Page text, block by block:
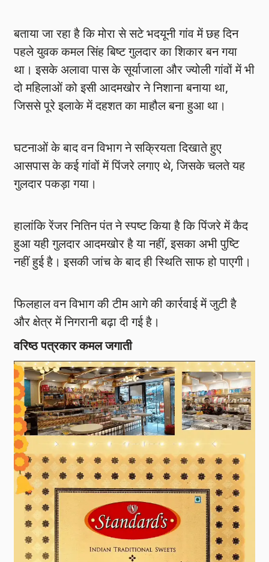
बताया जा रहा है कि मोरा से सटे भदयूनी गांव में छह दिन
पहले युवक कमल सिंह बिष्ट गुलदार का शिकार बन गया
था। इसके अलावा पास के सूर्याजाला और ज्योली गांवों में भी
दो महिलाओं को इसी आदमखोर ने निशाना बनाया था,
जिससे पूरे इलाके में दहशत का माहौल बना हुआ था।
घटनाओं के बाद वन विभाग ने सक्रियता दिखाते हुए
आसपास के कई गांवों में पिंजरे लगाए थे, जिसके चलते यह
गुलदार पकड़ा गया।
हालांकि रेंजर नितिन पंत ने स्पष्ट किया है कि पिंजरे में कैद
हुआ यही गुलदार आदमखोर है या नहीं, इसका अभी पुष्टि
नहीं हुई है। इसकी जांच के बाद ही स्थिति साफ हो पाएगी।
फिलहाल वन विभाग की टीम आगे की कार्रवाई में जुटी है
और क्षेत्र में निगरानी बढ़ा दी गई है।
वरिष्ठ पत्रकार कमल जगाती